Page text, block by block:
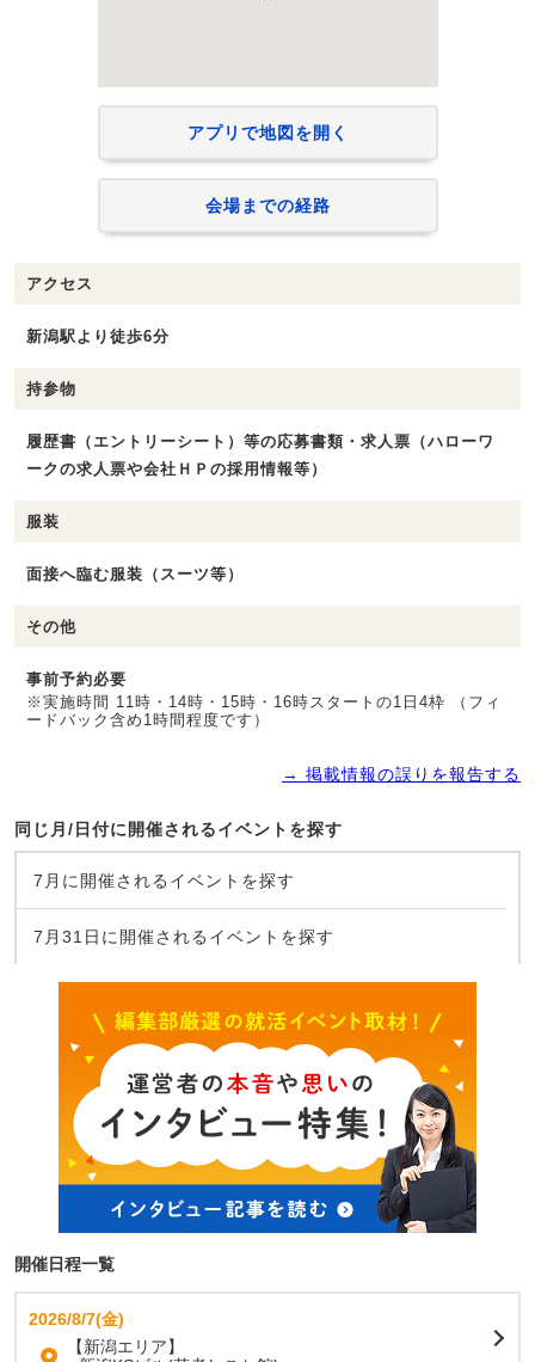
アプリで地図を開く
会場までの経路
アクセス
新潟駅より徒歩6分
持参物
履歴書（エントリーシート）等の応募書類・求人票（ハローワ
ークの求人票や会社ＨＰの採用情報等）
服装
面接へ臨む服装（スーツ等）
その他
事前予約必要
※実施時間 11時・14時・15時・16時スタートの1日4枠 （フィ
ードバック含め1時間程度です）
→ 掲載情報の誤りを報告する
同じ月/日付に開催されるイベントを探す
7月に開催されるイベントを探す
7月31日に開催されるイベントを探す
開催日程一覧
2026/8/7(金)
【新潟エリア】